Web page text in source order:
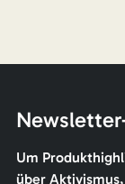
Um
über